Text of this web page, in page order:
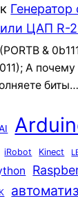
к
ЦАП R-
&
А
биты…
iRobot Kinect